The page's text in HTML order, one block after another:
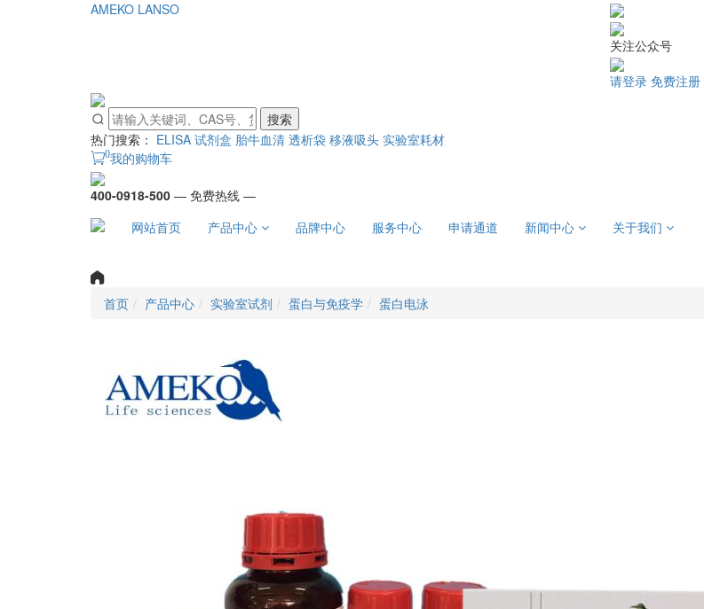
AMEKO LANSO
关注公众号
请登录 免费注册
搜索
热门搜索： ELISA 试剂盒 胎牛血清 透析袋 移液吸头 实验室耗材
0我的购物车
400-0918-500 — 免费热线 —
网站首页
产品中心 品牌中心 服务中心 申请通道 新闻中心 关于我们
首页 产品中心 实验室试剂 蛋白与免疫学 蛋白电泳